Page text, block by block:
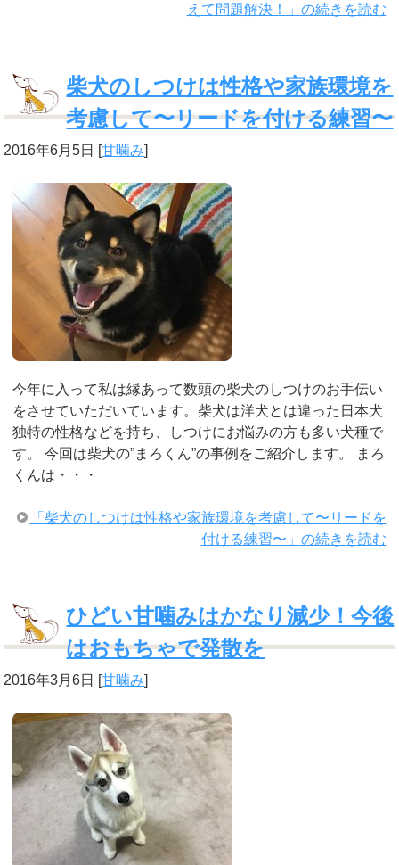
えて問題解決！」の続きを読む
柴犬のしつけは性格や家族環境を
考慮して〜リードを付ける練習〜
2016年6月5日 [甘噛み]
今年に入って私は縁あって数頭の柴犬のしつけのお手伝い
をさせていただいています。柴犬は洋犬とは違った日本犬
独特の性格などを持ち、しつけにお悩みの方も多い犬種で
す。 今回は柴犬の”まろくん”の事例をご紹介します。 まろ
くんは・・・
「柴犬のしつけは性格や家族環境を考慮して〜リードを
付ける練習〜」の続きを読む
ひどい甘噛みはかなり減少！今後
はおもちゃで発散を
2016年3月6日 [甘噛み]